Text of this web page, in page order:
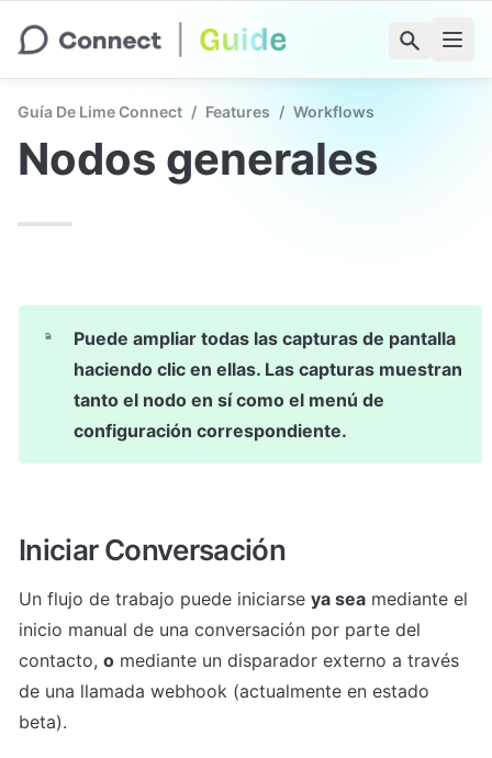
Guía De Lime Connect / Features / Workflows
Nodos generales
Puede ampliar todas las capturas de pantalla
haciendo clic en ellas. Las capturas muestran
tanto el nodo en sí como el menú de
configuración correspondiente.
Iniciar Conversación
Un flujo de trabajo puede iniciarse ya sea mediante el
inicio manual de una conversación por parte del
contacto, o mediante un disparador externo a través
de una llamada webhook (actualmente en estado
beta).